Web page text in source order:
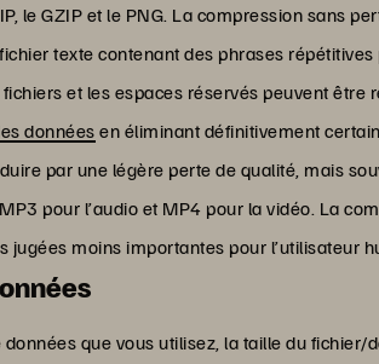
le GZIP et le PNG. La compression sans
texte contenant des phrases
et les espaces réservés peuvent
donnéesen éliminant définitivement
par une légère perte de qualité, mais
pour l’audio et MP4 pour la vidéo. La
moins importantes pour l’utilisateur
que vous utilisez, la taille du